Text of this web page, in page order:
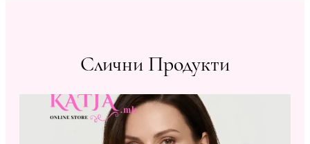
Слични Продукти